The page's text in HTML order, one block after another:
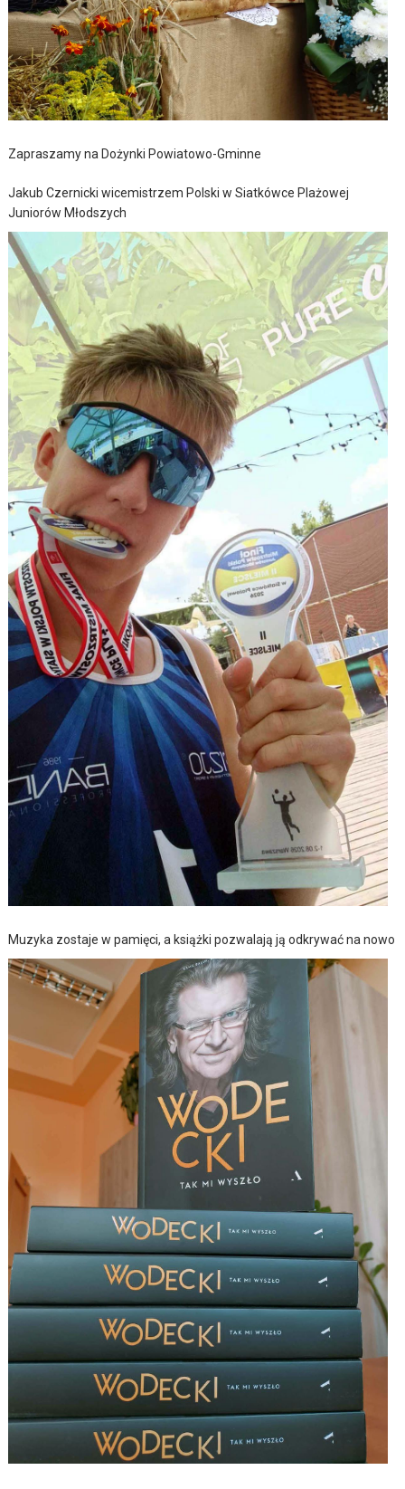
Zapraszamy na Dożynki Powiatowo-Gminne
Jakub Czernicki wicemistrzem Polski w Siatkówce Plażowej
Juniorów Młodszych
Muzyka zostaje w pamięci, a książki pozwalają ją odkrywać na nowo